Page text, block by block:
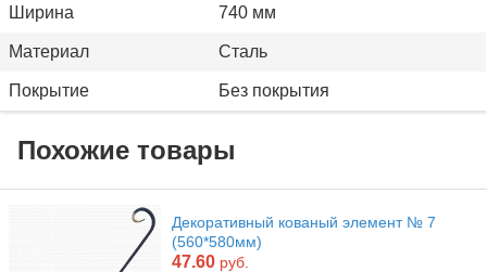
Ширина 740 мм
Материал Сталь
Покрытие Без покрытия
Похожие товары
Декоративный кованый элемент № 7
(560*580мм)
47.60 руб.